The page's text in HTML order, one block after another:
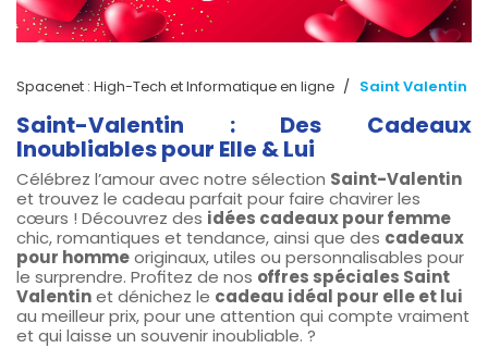
Spacenet : High-Tech et Informatique en ligne Saint Valentin​
Saint-Valentin : Des Cadeaux
Inoubliables pour Elle & Lui
Célébrez l’amour avec notre sélection Saint-Valentin
et trouvez le cadeau parfait pour faire chavirer les
cœurs ! Découvrez des idées cadeaux pour femme
chic, romantiques et tendance, ainsi que des cadeaux
pour hommeoriginaux, utiles ou personnalisables pour
le surprendre. Profitez de nos offres spéciales Saint
Valentinet dénichez le cadeau idéal pour elle et lui
au meilleur prix, pour une attention qui compte vraiment
et qui laisse un souvenir inoubliable. ?